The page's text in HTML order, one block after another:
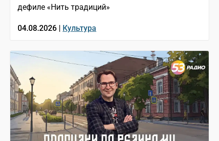
дефиле «Нить традиций»
04.08.2026 | Культура